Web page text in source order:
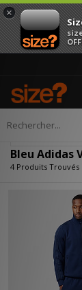
×
Accueil Homme
Bleu Adidas
4 Produits Trouvés